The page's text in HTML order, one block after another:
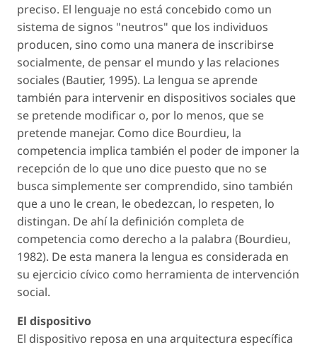
preciso. El lenguaje no está concebido como un
sistema de signos "neutros" que los individuos
producen, sino como una manera de inscribirse
socialmente, de pensar el mundo y las relaciones
sociales (Bautier, 1995). La lengua se aprende
también para intervenir en dispositivos sociales que
se pretende modificar o, por lo menos, que se
pretende manejar. Como dice Bourdieu, la
competencia implica también el poder de imponer la
recepción de lo que uno dice puesto que no se
busca simplemente ser comprendido, sino también
que a uno le crean, le obedezcan, lo respeten, lo
distingan. De ahí la definición completa de
competencia como derecho a la palabra (Bourdieu,
1982). De esta manera la lengua es considerada en
su ejercicio cívico como herramienta de intervención
social.
El dispositivo
El dispositivo reposa en una arquitectura específica